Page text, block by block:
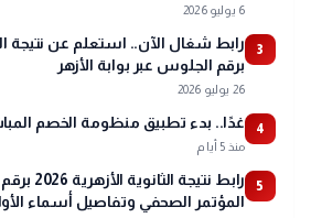
6 يوليو 2026
3
برقم الجلوس عبر بوابة الأزهر
26 يوليو 2026
4 غدًا.. بدء تطبيق منظومة الخصم
منذ 5 أيام
5
رابط
المؤتمر الصحفي وتفاصيل أسماء